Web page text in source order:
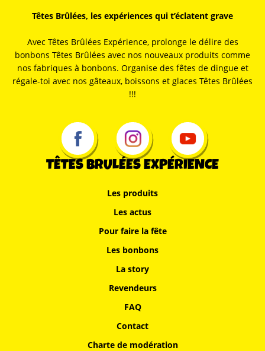
Têtes Brûlées, les expériences qui t’éclatent grave
Avec Têtes Brûlées Expérience, prolonge le délire des
bonbons Têtes Brûlées avec nos nouveaux produits comme
nos fabriques à bonbons. Organise des fêtes de dingue et
régale-toi avec nos gâteaux, boissons et glaces Têtes Brûlées
!!!
TÊTES BRULÉES EXPÉRIENCE
Les produits
Les actus
Pour faire la fête
Les bonbons
La story
Revendeurs
FAQ
Contact
Charte de modération